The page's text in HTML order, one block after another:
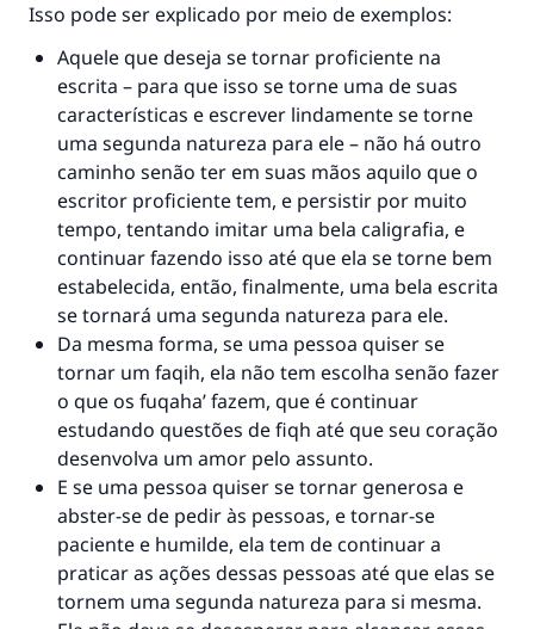
Isso pode ser explicado por meio de exemplos:
Aquele que deseja se tornar proficiente na
escrita – para que isso se torne uma de suas
características e escrever lindamente se torne
uma segunda natureza para ele – não há outro
caminho senão ter em suas mãos aquilo que o
escritor proficiente tem, e persistir por muito
tempo, tentando imitar uma bela caligrafia, e
continuar fazendo isso até que ela se torne bem
estabelecida, então, finalmente, uma bela escrita
se tornará uma segunda natureza para ele.
Da mesma forma, se uma pessoa quiser se
tornar um faqih, ela não tem escolha senão fazer
o que os fuqaha’ fazem, que é continuar
estudando questões de fiqh até que seu coração
desenvolva um amor pelo assunto.
E se uma pessoa quiser se tornar generosa e
abster-se de pedir às pessoas, e tornar-se
paciente e humilde, ela tem de continuar a
praticar as ações dessas pessoas até que elas se
tornem uma segunda natureza para si mesma.